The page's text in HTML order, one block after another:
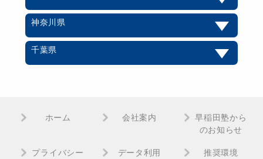
神奈川県
千葉県
ホーム 会社案内
早稲田塾から
のお知らせ
プライバシー
データ利用 推奨環境